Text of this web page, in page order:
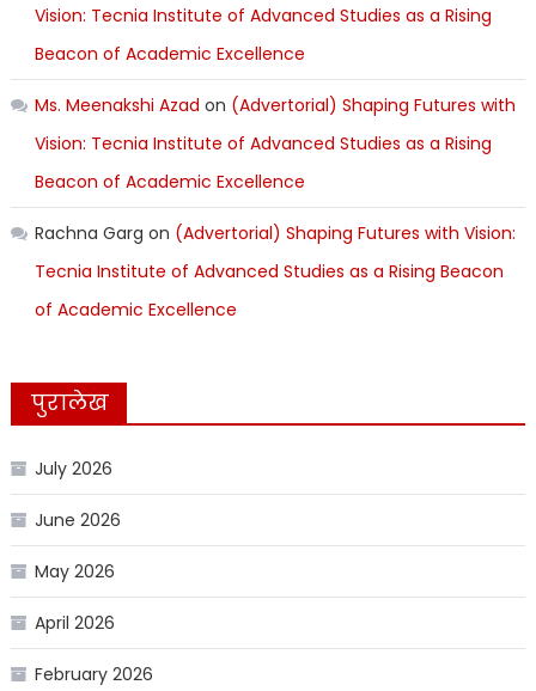
Vision: Tecnia Institute of Advanced Studies as a Rising
Beacon of Academic Excellence
Ms. Meenakshi Azad on (Advertorial) Shaping Futures with
Vision: Tecnia Institute of Advanced Studies as a Rising
Beacon of Academic Excellence
Rachna Garg on (Advertorial) Shaping Futures with Vision:
Tecnia Institute of Advanced Studies as a Rising Beacon
of Academic Excellence
पुरालेख
July 2026
June 2026
May 2026
April 2026
February 2026